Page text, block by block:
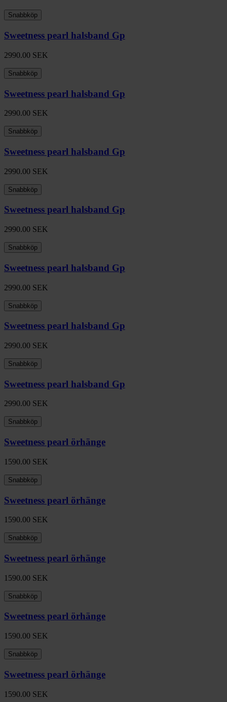
Snabbköp
Sweetness pearl halsband Gp
2990.00 SEK
Snabbköp
Sweetness pearl halsband Gp
2990.00 SEK
Snabbköp
Sweetness pearl halsband Gp
2990.00 SEK
Snabbköp
Sweetness pearl halsband Gp
2990.00 SEK
Snabbköp
Sweetness pearl halsband Gp
2990.00 SEK
Snabbköp
Sweetness pearl halsband Gp
2990.00 SEK
Snabbköp
Sweetness pearl halsband Gp
2990.00 SEK
Snabbköp
Sweetness pearl örhänge
1590.00 SEK
Snabbköp
Sweetness pearl örhänge
1590.00 SEK
Snabbköp
Sweetness pearl örhänge
1590.00 SEK
Snabbköp
Sweetness pearl örhänge
1590.00 SEK
Snabbköp
Sweetness pearl örhänge
1590.00 SEK